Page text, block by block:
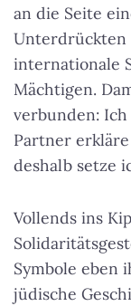
an die Seite
Unterdrückten
internationale
Mächtigen.
verbunden:
Partner
deshalb setze
Vollends ins
Symbole eben
jüdische